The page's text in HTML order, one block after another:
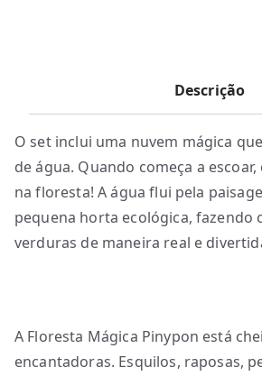
Descrição
O set inclui uma nuvem mágica
de água. Quando começa a
na floresta! A água flui pela
pequena horta ecológica, fazendo
verduras de maneira real e
A Floresta Mágica Pinypon está
encantadoras. Esquilos, raposas,